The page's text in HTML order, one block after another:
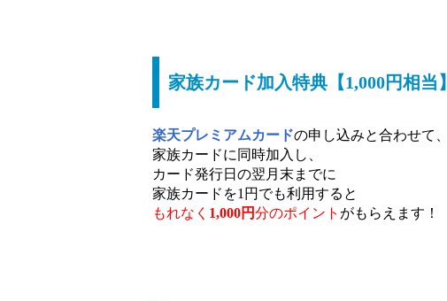
家族カード加入特典【1,000円相当】
楽天プレミアムカードの申し込みと合わせて、
家族カードに同時加入し、
カード発行日の翌月末までに
家族カードを1円でも利用すると
もれなく 1,000円分のポイント がもらえます！